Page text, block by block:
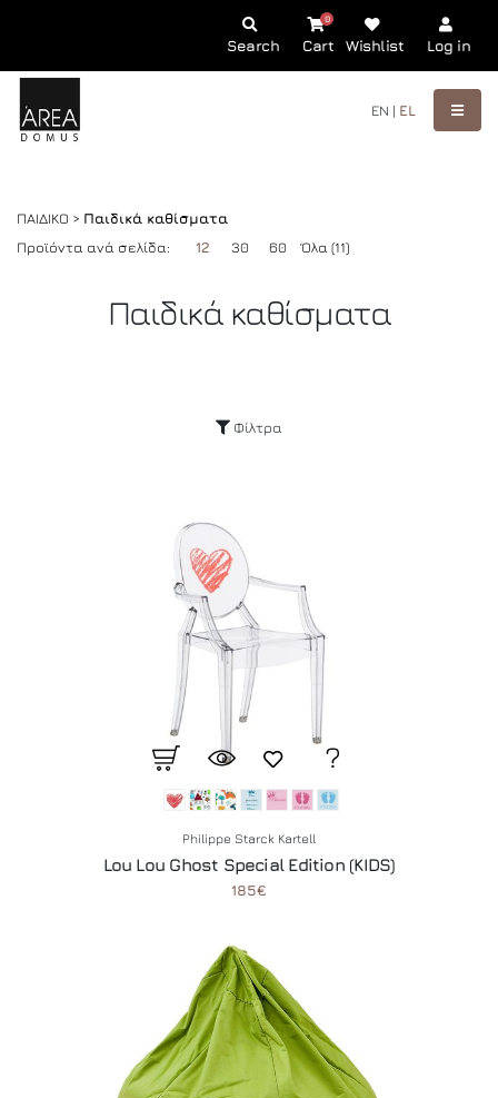
Search Cart
0
Wishlist Log in
EN | EL
ΠΑΙΔΙΚΟ > Παιδικά καθίσματα
Προϊόντα ανά σελίδα:
12 30 60 Όλα (11)
Παιδικά καθίσματα
Φίλτρα
Philippe Starck Kartell
Lou Lou Ghost Special Edition (KIDS)
185€